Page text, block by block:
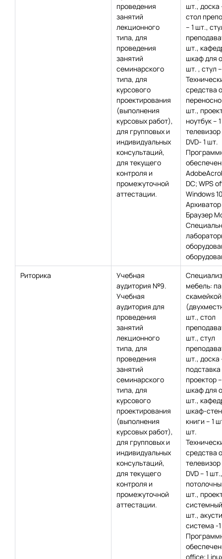
проведения
занятий
лекционного
типа, для
проведения
занятий
семинарского
типа, для
курсового
проектирования
(выполнения
курсовых работ),
для групповых и
индивидуальных
консультаций,
для текущего
контроля и
промежуточной
аттестации.
шт., доска
стол
– 1 шт.,
шт.,
шкаф для
шт. , стул
средства
шт.,
ноутбук –
телевизор
DVD- 1 шт.
DC; WPS
Windows
Браузер
Риторика
Учебная
аудитория №9.
Учебная
аудитория для
проведения
занятий
лекционного
типа, для
проведения
занятий
семинарского
типа, для
курсового
проектирования
(выполнения
курсовых работ),
для групповых и
индивидуальных
консультаций,
для текущего
контроля и
промежуточной
аттестации.
мебель:
скамейкой
шт., стол
шт., стул
шт., доска
проектор
шкаф для
шт.,
шкаф-
книги – 1
шт.
средства
телевизор
DVD – 1
шт.,
шт.,
система -
office;